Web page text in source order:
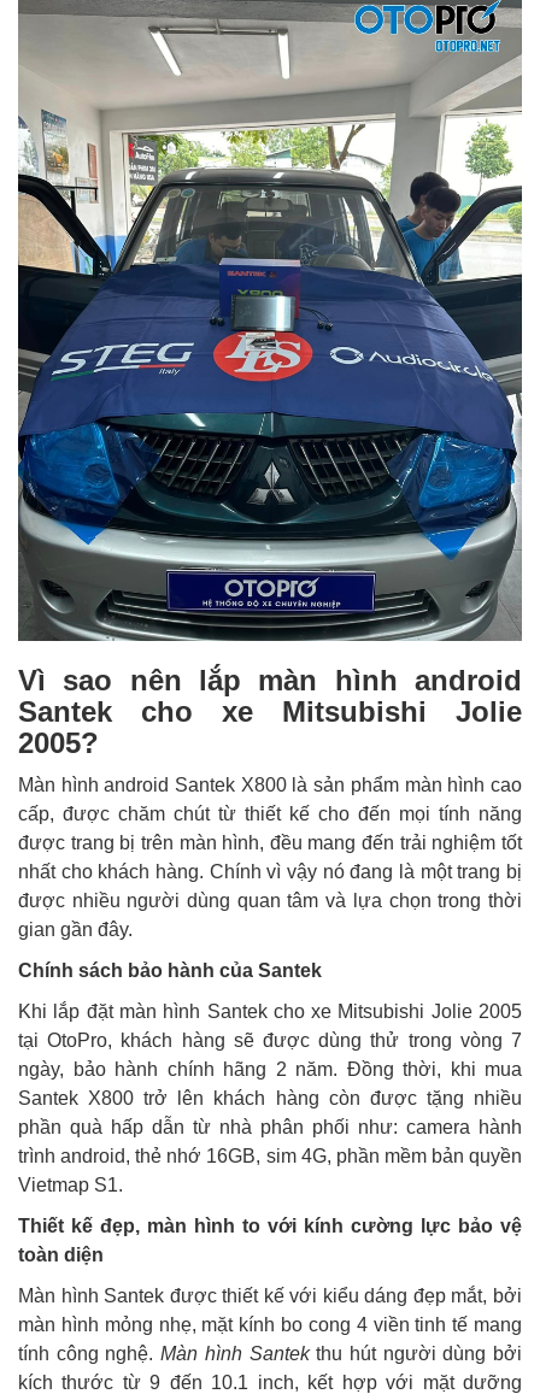
Vì sao nên lắp màn hình android
Santek cho xe Mitsubishi Jolie
2005?
Màn hình android Santek X800 là sản phẩm màn hình cao
cấp, được chăm chút từ thiết kế cho đến mọi tính năng
được trang bị trên màn hình, đều mang đến trải nghiệm tốt
nhất cho khách hàng. Chínhvì vậy nó đang là một trang bị
được nhiều người dùng quan tâm và lựa chọn trong thời
gian gần đây.
Chính sách bảo hành của Santek
Khi lắp đặt màn hình Santek cho xe Mitsubishi Jolie 2005
tại OtoPro, khách hàng sẽ được dùng thử trong vòng 7
ngày, bảo hành chính hãng 2 năm. Đồng thời, khi mua
Santek X800 trở lên khách hàng còn được tặng nhiều
phần quà hấp dẫn từ nhà phân phối như: camera hành
trình android, thẻ nhớ 16GB, sim 4G, phần mềm bản quyền
Vietmap S1.
Thiết kế đẹp, màn hình to với kính cường lực bảo vệ
toàn diện
Màn hình Santek được thiết kế với kiểu dáng đẹp mắt, bởi
màn hình mỏng nhẹ, mặt kính bo cong 4 viền tinh tế mang
tính công nghệ.Màn hình Santekthu hút người dùng bởi
kích thước từ 9 đến 10.1 inch, kết hợp với mặt dưỡng